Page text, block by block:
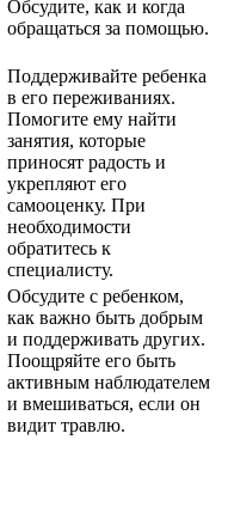
Обсудите, как и когда
обращаться за помощью.
Поддерживайте ребенка
в его переживаниях.
Помогите ему найти
занятия, которые
приносят радость и
укрепляют его
самооценку. При
необходимости
обратитесь к
специалисту.
Обсудите с ребенком,
как важно быть добрым
и поддерживать других.
Поощряйте его быть
активным наблюдателем
и вмешиваться, если он
видит травлю.